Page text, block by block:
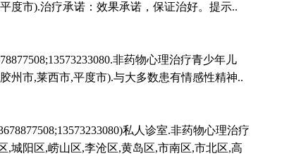
度市).治疗承诺：效果承诺，保证治好。提示..
非药物心理治疗青少年儿
州市,莱西市,平度市).与大多数患有情感性精神..
私人诊室.非药物心理治疗
城阳区,崂山区,李沧区,黄岛区,市南区,市北区,高